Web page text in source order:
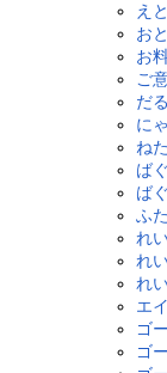
え
お
お
ご
だ
に
ね
ば
ば
ふ
れ
れ
れ
エ
ゴ
ゴ